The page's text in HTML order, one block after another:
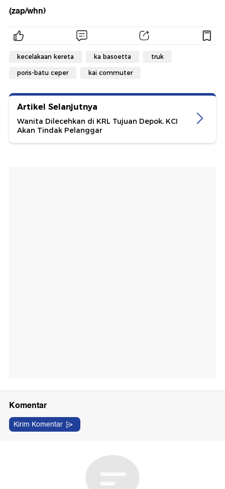
(zap/whn)
kecelakaan kereta ka basoetta truk
poris-batu ceper kai commuter
Artikel Selanjutnya
Wanita Dilecehkan di KRL Tujuan Depok, KCI
Akan Tindak Pelanggar